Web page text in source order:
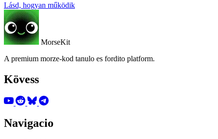
Lásd, hogyan működik
MorseKit
A premium morze-kod tanulo es fordito platform.
Kövess
Navigacio